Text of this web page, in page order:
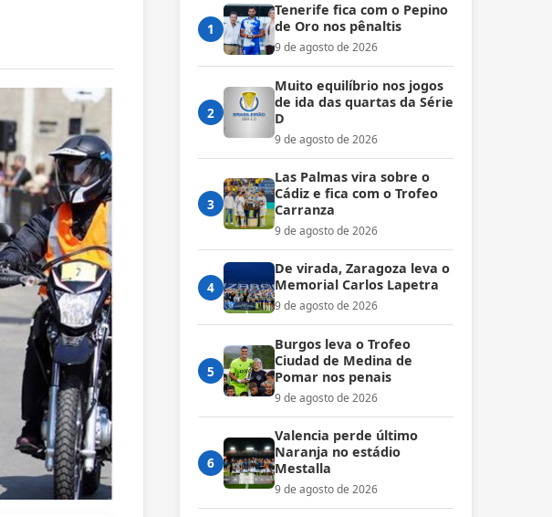
1
Tenerife fica com o Pepino
de Oro nos pênaltis
9 de agosto de 2026
2
Muito equilíbrio nos jogos
de ida das quartas da Série
D
9 de agosto de 2026
3
Las Palmas vira sobre o
Cádiz e fica com o Trofeo
Carranza
9 de agosto de 2026
4
De virada, Zaragoza leva o
Memorial Carlos Lapetra
9 de agosto de 2026
5
Burgos leva o Trofeo
Ciudad de Medina de
Pomar nos penais
9 de agosto de 2026
6
Valencia perde último
Naranja no estádio
Mestalla
9 de agosto de 2026